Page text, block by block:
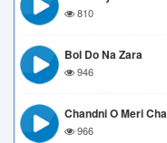
810
Bol Do Na Zara
946
Chandni O Meri
966